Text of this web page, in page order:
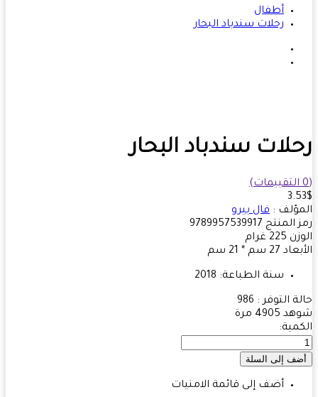
أطفال
رحلات سندباد البحار
سندباد البحار
:فال بيرو
المنتج9789957539917
225 غرام
27 سم * 21 سم
سنة الطباعة: 2018
التوفر : 986
4905 مرة
أضف إلى قائمة الامنيات